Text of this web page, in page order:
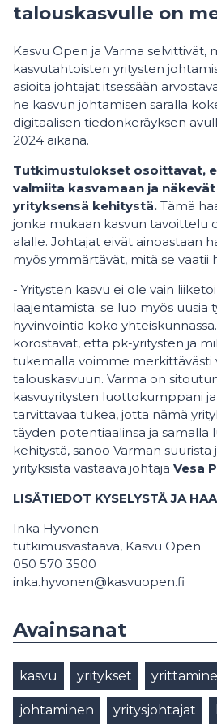
talouskasvulle on
Kasvu Open ja Varma selvittivät,
kasvutahtoisten yritysten
asioita johtajat itsessään
he kasvun johtamisen saralla
digitaalisen tiedonkeräyksen
2024 aikana.
Tutkimustulokset osoittavat,
valmiita kasvamaan ja
yrityksensä kehitystä. Tämä
jonka mukaan kasvun tavoittelu
alalle. Johtajat eivät ainoastaan
myös ymmärtävät, mitä se vaatii
- Yritysten kasvu ei ole vain
laajentamista; se luo myös uusia
hyvinvointia koko
korostavat, että pk-yritysten ja
tukemalla voimme merkittävästi
talouskasvuun. Varma on
kasvuyritysten luottokumppani
tarvittavaa tukea, jotta nämä
täyden potentiaalinsa ja samalla
kehitystä, sanoo Varman suurista
yrityksistä vastaava johtaja Vesa
LISÄTIEDOT KYSELYSTÄ JA
Inka Hyvönen
tutkimusvastaava, Kasvu Open
050 570 3500
inka.hyvonen@kasvuopen.fi
Avainsanat
kasvu yritykset
johtaminen yritysjohtajat